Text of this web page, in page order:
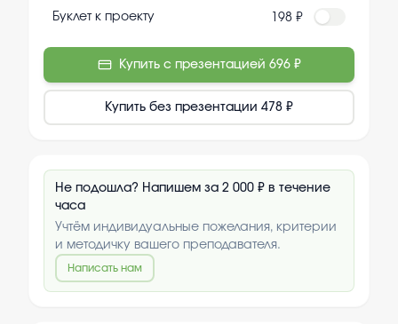
Буклет к проекту 198 ₽
Купить с презентацией 696 ₽
Купить без презентации 478 ₽
Не подошла? Напишем за 2 000 ₽ в течение
часа
Учтём индивидуальные пожелания, критерии
и методичку вашего преподавателя.
Написать нам